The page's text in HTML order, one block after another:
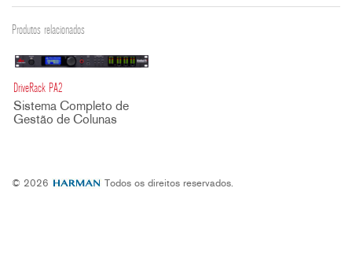
Produtos relacionados
DriveRack PA2
Sistema Completo de
Gestão de Colunas
© 2026 Todos os direitos reservados.